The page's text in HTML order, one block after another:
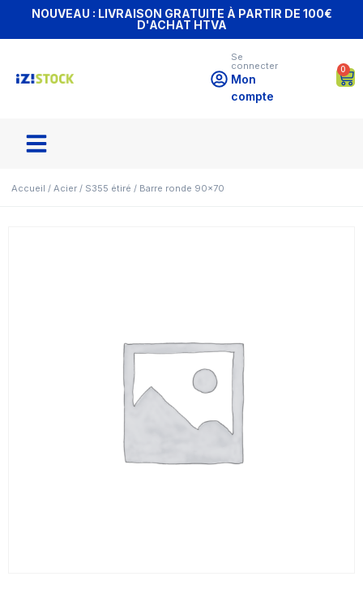
NOUVEAU : LIVRAISON GRATUITE À PARTIR DE 100€
D'ACHAT HTVA
Se
connecter
Mon
compte
0
Accueil / Acier / S355 étiré / Barre ronde 90×70